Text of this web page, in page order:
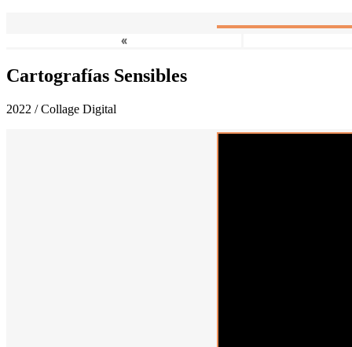
«
Cartografías Sensibles
2022 / Collage Digital